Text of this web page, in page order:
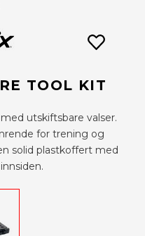
TOOL KIT
utskiftsbare valser.
for trening og
solid plastkoffert med